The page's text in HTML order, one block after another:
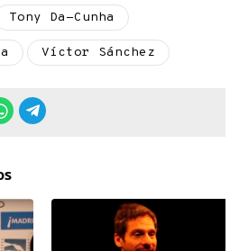
Tony Da-Cunha
Víctor Sánchez